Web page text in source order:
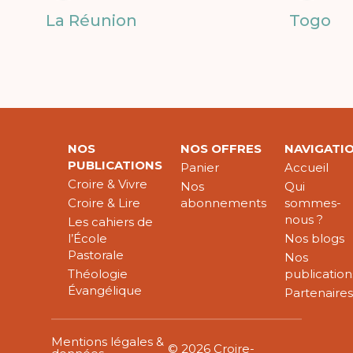
La Réunion Togo
NOS
PUBLICATIONS
Croire & Vivre
Croire & Lire
Les cahiers de
l’École
Pastorale
Théologie
Évangélique
NOS OFFRES
Panier
Nos
abonnements
Accueil
Qui
sommes-
nous ?
Nos blogs
Nos
Partenaires
Mentions légales & © 2026 Croire-